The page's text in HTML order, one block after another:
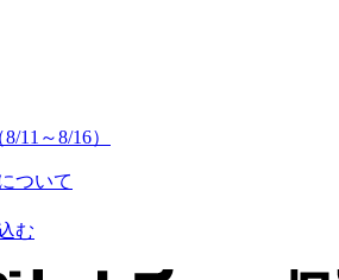
11～8/16）
ついて
む